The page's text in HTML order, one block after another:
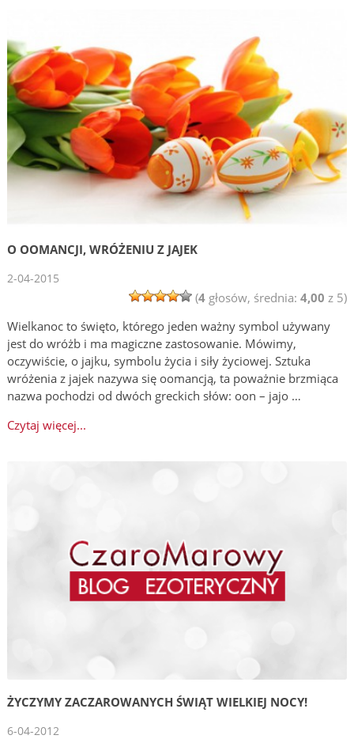
O OOMANCJI, WRÓŻENIU Z JAJEK
2-04-2015
(4głosów, średnia: 4,00 z 5)
Wielkanoc to święto, którego jeden ważny symbol używany
jest do wróżb i ma magiczne zastosowanie. Mówimy,
oczywiście, o jajku, symbolu życia i siły życiowej. Sztuka
wróżenia z jajek nazywa się oomancją, ta poważnie brzmiąca
nazwa pochodzi od dwóch greckich słów: oon – jajo …
Czytaj więcej...
ŻYCZYMY ZACZAROWANYCH ŚWIĄT WIELKIEJ NOCY!
6-04-2012